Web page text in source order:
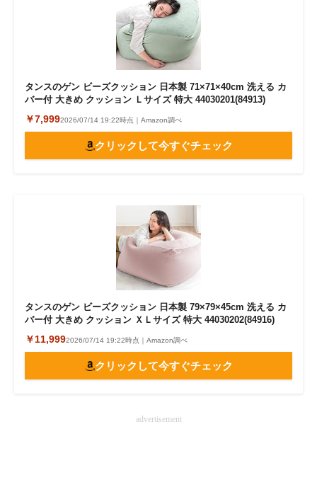
タンスのゲン ビーズクッション 日本製 71×71×40cm 洗える カ
バー付 大きめ クッション Ｌサイズ 特大 44030201(84913)
￥7,9992026/07/14 19:22時点｜Amazon調べ
クリックして今すぐチェック
タンスのゲン ビーズクッション 日本製 79×79×45cm 洗える カ
バー付 大きめ クッション ＸＬサイズ 特大 44030202(84916)
￥11,9992026/07/14 19:22時点｜Amazon調べ
クリックして今すぐチェック
advertisement